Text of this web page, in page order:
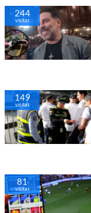
244
visitas
149
visitas
81
visitas